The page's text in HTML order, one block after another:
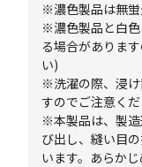
※濃色製品は無蛍
※濃色製品と白
る場合がありま
い)
※洗濯の際、浸
すのでご注意くだ
※本製品は、製
び出し、縫い目
います。あらかじ